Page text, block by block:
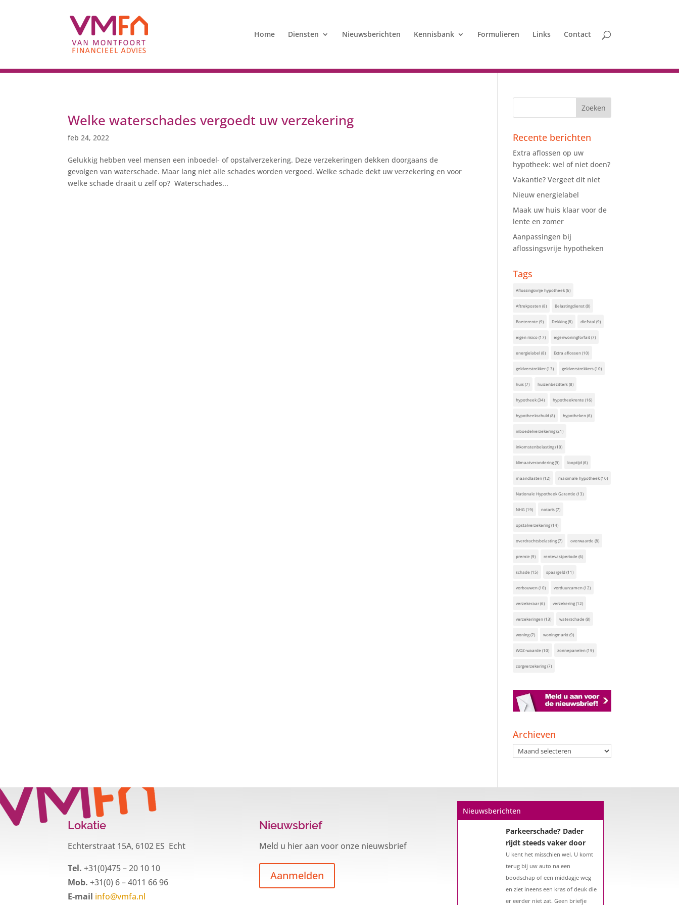
Home Diensten Nieuwsberichten Kennisbank Formulieren Links Contact
Welke waterschades vergoedt uw verzekering
feb 24, 2022
Gelukkig hebben veel mensen een inboedel- of opstalverzekering. Deze verzekeringen dekken doorgaans de
gevolgen van waterschade. Maar lang niet alle schades worden vergoed. Welke schade dekt uw verzekering en voor
welke schade draait u zelf op? Waterschades...
Recente berichten
Extra aflossen op uw
hypotheek: wel of niet doen?
Vakantie? Vergeet dit niet
Nieuw energielabel
Maak uw huis klaar voor de
lente en zomer
Aanpassingen bij
aflossingsvrije hypotheken
Tags
Aflossingsvrije hypotheek(6)
Aftrekposten(8) Belastingdienst(8)
Boeterente (9) Dekking(8) diefstal(9)
eigen risico(17) eigenwoningforfait(7)
energielabel(8) Extra aflossen(10)
geldverstrekker(13) geldverstrekkers(10)
huis(7) huizenbezitters(8)
hypotheek(34) hypotheekrente (16)
hypotheekschuld(8) hypotheken(6)
inboedelverzekering(21)
inkomstenbelasting(10)
klimaatverandering(9) looptijd(6)
maandlasten(12) maximale hypotheek(10)
Nationale Hypotheek Garantie (13)
NHG(19) notaris(7)
opstalverzekering(14)
overdrachtsbelasting(7) overwaarde (8)
premie (9) rentevastperiode (6)
schade (15) spaargeld(11)
verbouwen(10) verduurzamen(12)
verzekeraar(6) verzekering(12)
verzekeringen(13) waterschade (8)
woning(7) woningmarkt(9)
WOZ-waarde (10) zonnepanelen(19)
zorgverzekering(7)
Archieven
Archieven
Lokatie
Echterstraat 15A, 6102 ES Echt
Tel. +31(0)475 – 20 10 10
Mob. +31(0) 6 – 4011 66 96
E-mail info@vmfa.nl
Nieuwsbrief
Meld u hier aan voor onze nieuwsbrief
Aanmelden
Nieuwsberichten
Een hypotheek na uw
mogelijkheden
De woningmarkt is nog steeds in
beweging. Misschien denkt u na
hypotheek als u 57 jaar of ouder
bent?...
Parkeerschade? Dader
rijdt steeds vaker door
U kent het misschien wel. U komt
terug bij uw auto na een
boodschap of een middagje weg
en ziet ineens een kras of deuk die
er eerder niet zat. Geen briefje